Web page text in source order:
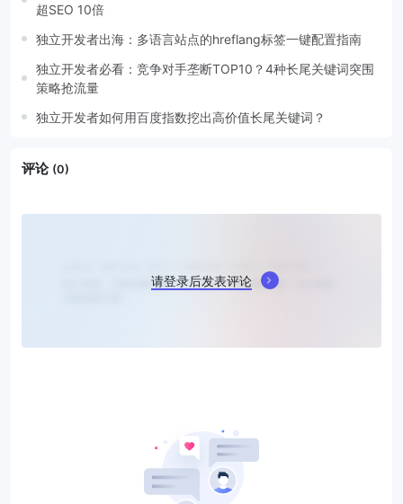
超SEO 10倍
独立开发者出海：多语言站点的hreflang标签一键配置指南
独立开发者必看：竞争对手垄断TOP10？4种长尾关键词突围
策略抢流量
独立开发者如何用百度指数挖出高价值长尾关键词？
评论 (0)
请登录后发表评论